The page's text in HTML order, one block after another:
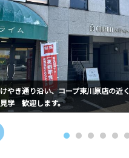
けやき通り沿い、コープ東川原店の近
見学 歓迎します。